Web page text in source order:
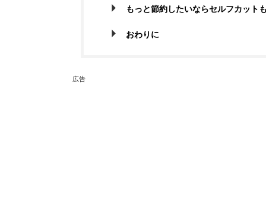
もっと節約したいならセルフカット
おわりに
広告